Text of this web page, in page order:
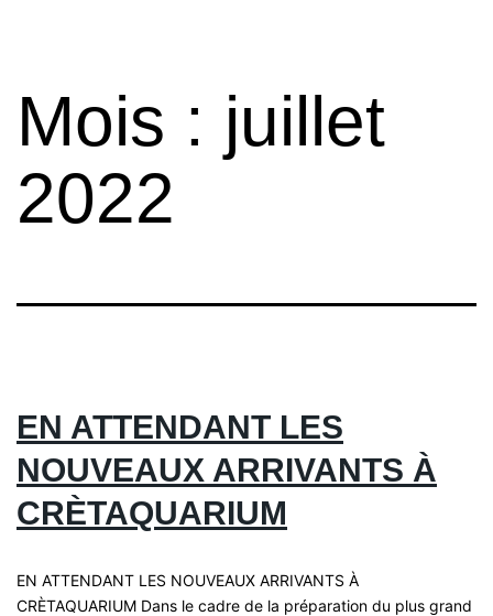
Mois : juillet
2022
EN ATTENDANT LES
NOUVEAUX ARRIVANTS À
CRÈTAQUARIUM
EN ATTENDANT LES NOUVEAUX ARRIVANTS À
CRÈTAQUARIUM Dans le cadre de la préparation du plus grand